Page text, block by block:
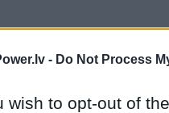
- Do Not Process
wish to opt-out of